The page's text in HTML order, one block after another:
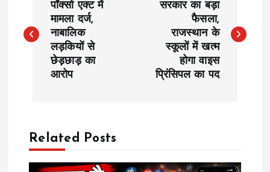
s
a
v
पॉक्सो एक्ट में
मामला दर्ज,
नाबालिक
लड़कियों से
छेड़छाड़ का
आरोप
सरकार का बड़ा
फैसला,
राजस्‍थान के
स्‍कूलों में खत्म
होगा वाइस
प्रिंसिपल का पद
Related Posts